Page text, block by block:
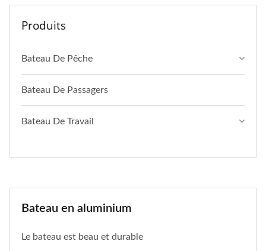
Produits
Bateau De Pêche
Bateau De Passagers
Bateau De Travail
Bateau en aluminium
Le bateau est beau et durable